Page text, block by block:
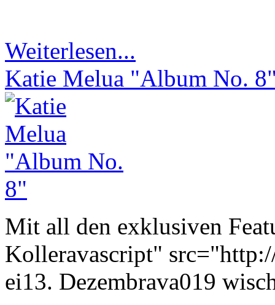
Weiterlesen...
Katie Melua "Album No.
Mit all den exklusiven
Kolleravascript"
ei13. Dezembrava019